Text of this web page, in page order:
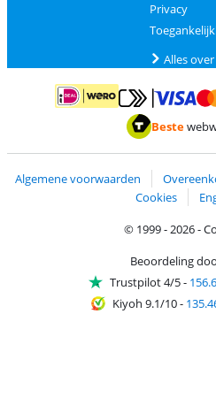
Privacy
Alles
Betalen met iDEAL | Wero
Betalen met
Beste
Algemene voorwaarden
Cookies
© 1999 - 2026 -
Beoordeling
Trustpilot 4/5-
Kiyoh 9.1/10-